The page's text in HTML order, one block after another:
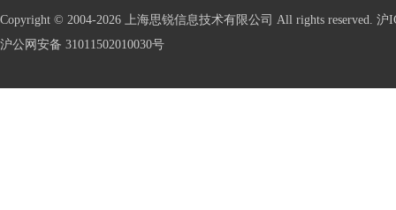
Copyright © 2004-2026 上海思锐信息技术有限公司 All rights reserved. 沪
沪公网安备 31011502010030号